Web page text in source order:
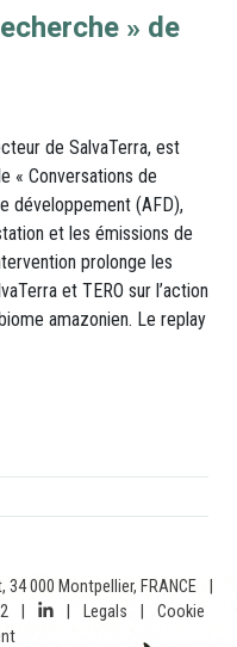
» de
de SalvaTerra, est
« Conversations de
développement (AFD),
et les émissions de
prolonge les
et TERO sur l’action
amazonien. Le replay
000 Montpellier, FRANCE
Legals
Cookie